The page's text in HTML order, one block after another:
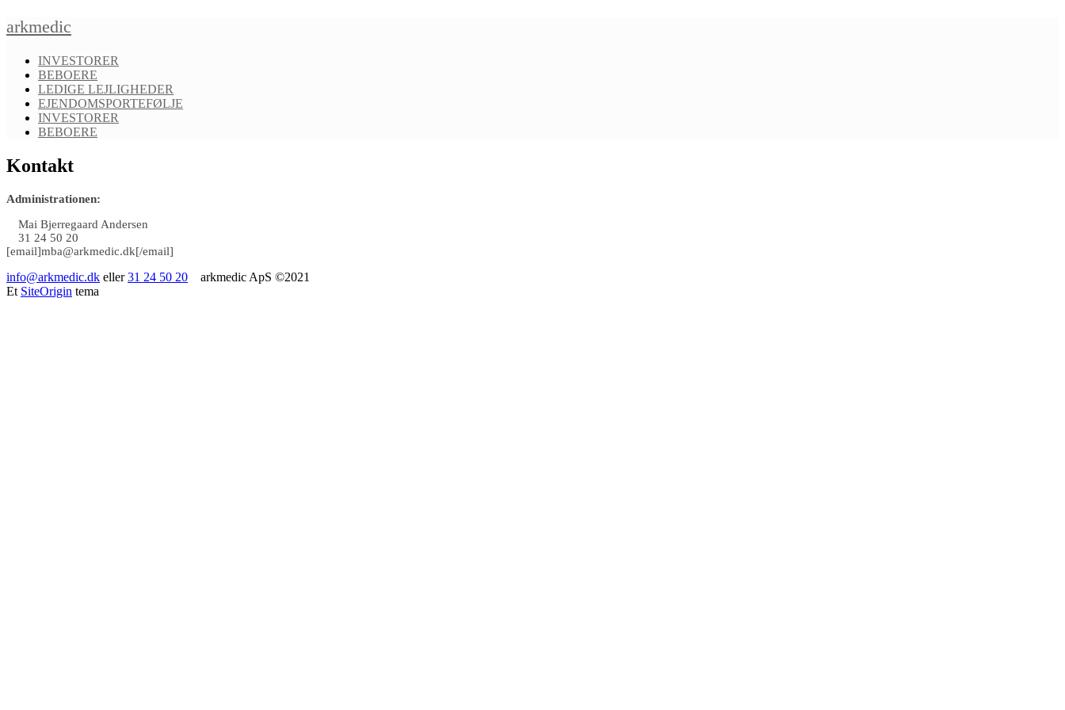
Gå
til
arkmedic
INVESTORER
BEBOERE
LEDIGE LEJLIGHEDER
EJENDOMSPORTEFØLJE
INVESTORER
BEBOERE
Kontakt
Administrationen:
Mai Bjerregaard Andersen
31 24 50 20
[email]mba@arkmedic.dk[/email]
info@arkmedic.dk eller31 24 50 20 arkmedic ApS ©2021
Et SiteOrigin tema